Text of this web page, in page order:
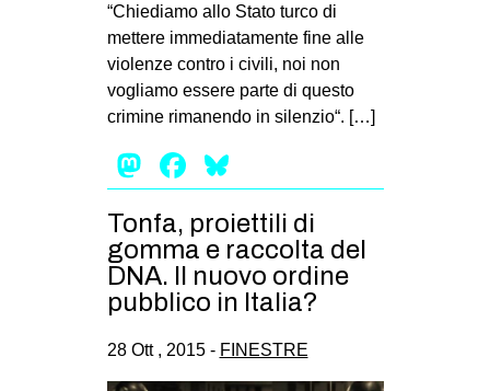
AMBIENTE
ANTIFASCISMO
DIRITTO ALL’ABITARE
MIGRAZIONI
REPRESSIONE
STUDENTI
“Chiediamo allo Stato turco di
mettere immediatamente fine alle
violenze contro i civili, noi non
vogliamo essere parte di questo
crimine rimanendo in silenzio“. […]
Mastodon
Facebook
Tonfa, proiettili di
gomma e raccolta del
DNA. Il nuovo ordine
pubblico in Italia?
28 Ott , 2015 - FINESTRE